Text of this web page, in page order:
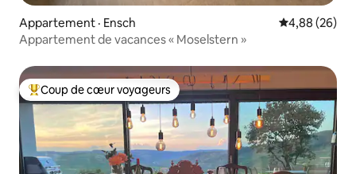
Appartement · Ensch Note
4,88 (26)
Appartement de vacances « Moselstern »
Coup de cœur voyageurs parmi les plus aimés
Coup de cœur voyageurs